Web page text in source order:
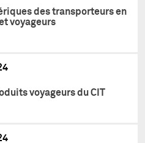
des transporteurs en
voyageurs
voyageurs du CIT